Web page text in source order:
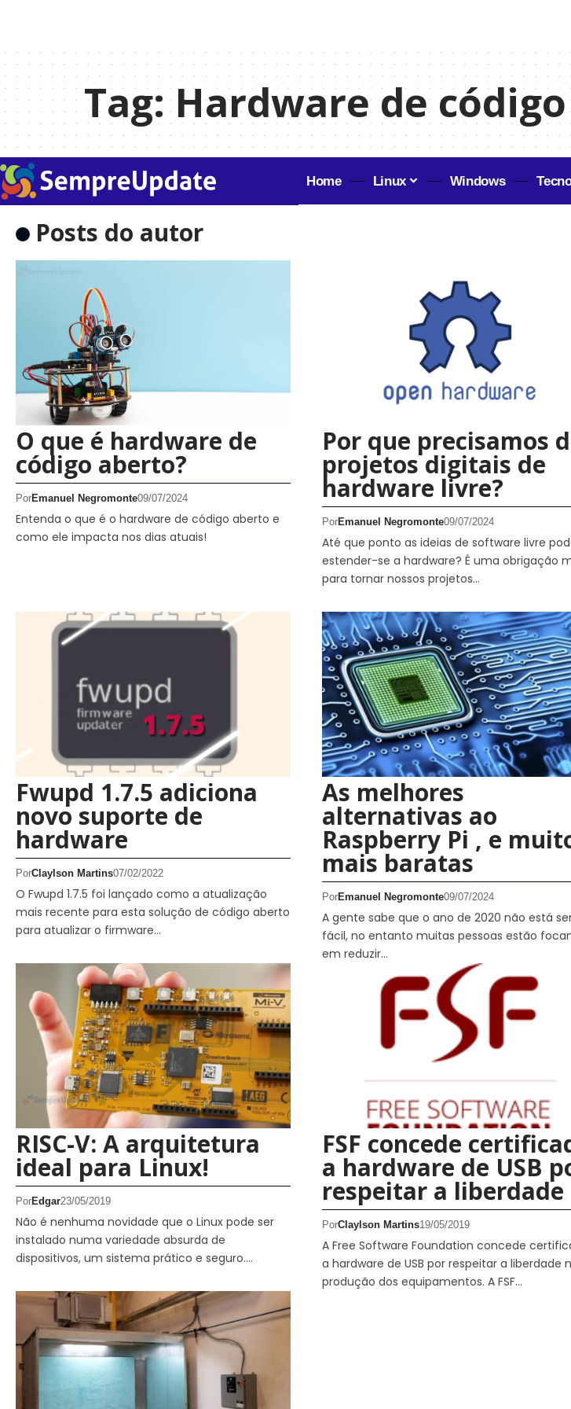
Tag:Hardware de
Home Linux Windows
Posts do autor
O que é hardware de
código aberto?
PorEmanuel Negromonte09/07/2024
Entenda o que é o hardware de código aberto e
como ele impacta nos dias atuais!
Por que precisamos
projetos digitais de
hardware livre?
PorEmanuel Negromonte09/07/2024
Até que ponto as ideias de software livre
estender-se a hardware? É uma obrigação
para tornar nossos projetos…
Fwupd 1.7.5 adiciona
novo suporte de
hardware
PorClaylson Martins07/02/2022
O Fwupd 1.7.5 foi lançado como a atualização
mais recente para esta solução de código aberto
para atualizar o firmware…
As melhores
alternativas ao
Raspberry Pi , e
mais baratas
PorEmanuel Negromonte09/07/2024
A gente sabe que o ano de 2020 não está
fácil, no entanto muitas pessoas estão
em reduzir…
RISC-V: A arquitetura
ideal para Linux!
PorEdgar23/05/2019
Não é nenhuma novidade que o Linux pode ser
instalado numa variedade absurda de
dispositivos, um sistema prático e seguro.…
FSF concede
a hardware de USB
respeitar a liberdade
PorClaylson Martins19/05/2019
A Free Software Foundation concede
a hardware de USB por respeitar a liberdade
produção dos equipamentos. A FSF…